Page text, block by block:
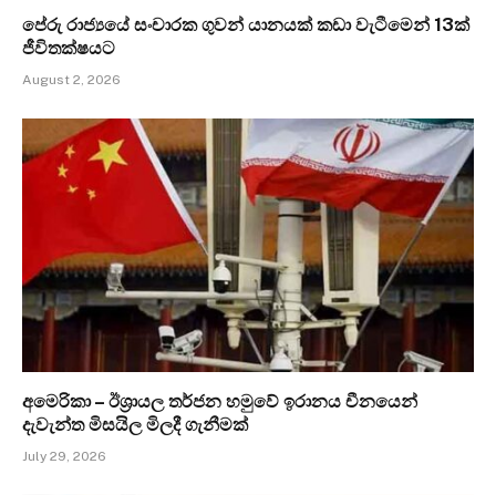
පේරු රාජ්‍යයේ සංචාරක ගුවන් යානයක් කඩා වැටීමෙන් 13ක්
ජීවිතක්ෂයට
August 2, 2026
අමෙරිකා – ඊශ්‍රායල තර්ජන හමුවේ ඉරානය චීනයෙන්
දැවැන්ත මිසයිල මිලදී ගැනීමක්
July 29, 2026